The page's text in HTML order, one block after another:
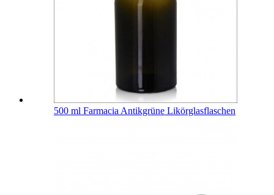
500 ml Farmacia Antikgrüne Likörglasflaschen